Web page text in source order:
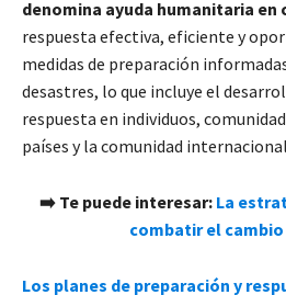
denomina ayuda humanitaria en
respuesta efectiva, eficiente y
medidas de preparación
desastres, lo que incluye el
respuesta en individuos,
países y la comunidad
➡️ Te puede interesar: La
combatir el
Los planes de preparación y